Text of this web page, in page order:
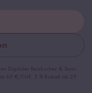
Digitaler Reiskocher & Sumi
69 €/CHF, 5 % Rabatt ab 29